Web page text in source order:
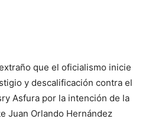
que el oficialismo inicie
y descalificación contra el
Asfura por la intención de la
Juan Orlando Hernández